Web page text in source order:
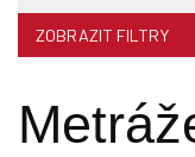
ZOBRAZIT FILTRY